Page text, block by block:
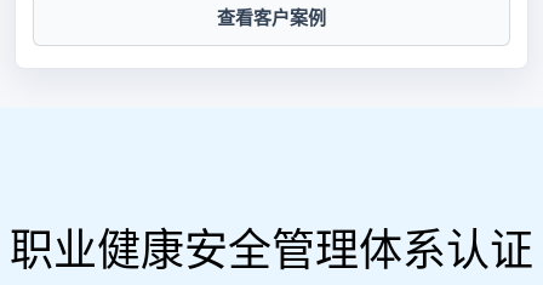
查看客户案例
职业健康安全管理体系认证